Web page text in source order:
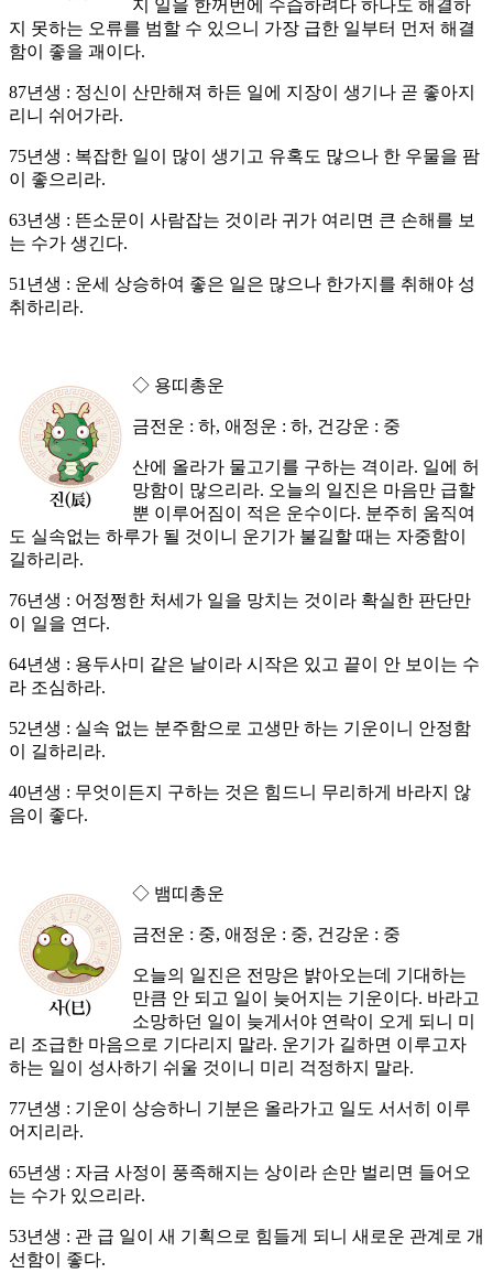
지 일을 한꺼번에 수습하려다 하나도 해결하
지 못하는 오류를 범할 수 있으니 가장 급한 일부터 먼저 해결
함이 좋을 괘이다.
87년생 : 정신이 산만해져 하든 일에 지장이 생기나 곧 좋아지
리니 쉬어가라.
75년생 : 복잡한 일이 많이 생기고 유혹도 많으나 한 우물을 팜
이 좋으리라.
63년생 : 뜬소문이 사람잡는 것이라 귀가 여리면 큰 손해를 보
는 수가 생긴다.
51년생 : 운세 상승하여 좋은 일은 많으나 한가지를 취해야 성
취하리라.
◇ 용띠총운
금전운 : 하, 애정운 : 하, 건강운 : 중
산에 올라가 물고기를 구하는 격이라. 일에 허
망함이 많으리라. 오늘의 일진은 마음만 급할
뿐 이루어짐이 적은 운수이다. 분주히 움직여
도 실속없는 하루가 될 것이니 운기가 불길할 때는 자중함이
길하리라.
76년생 : 어정쩡한 처세가 일을 망치는 것이라 확실한 판단만
이 일을 연다.
64년생 : 용두사미 같은 날이라 시작은 있고 끝이 안 보이는 수
라 조심하라.
52년생 : 실속 없는 분주함으로 고생만 하는 기운이니 안정함
이 길하리라.
40년생 : 무엇이든지 구하는 것은 힘드니 무리하게 바라지 않
음이 좋다.
◇ 뱀띠총운
금전운 : 중, 애정운 : 중, 건강운 : 중
오늘의 일진은 전망은 밝아오는데 기대하는
만큼 안 되고 일이 늦어지는 기운이다. 바라고
소망하던 일이 늦게서야 연락이 오게 되니 미
리 조급한 마음으로 기다리지 말라. 운기가 길하면 이루고자
하는 일이 성사하기 쉬울 것이니 미리 걱정하지 말라.
77년생 : 기운이 상승하니 기분은 올라가고 일도 서서히 이루
어지리라.
65년생 : 자금 사정이 풍족해지는 상이라 손만 벌리면 들어오
는 수가 있으리라.
53년생 : 관 급 일이 새 기획으로 힘들게 되니 새로운 관계로 개
선함이 좋다.